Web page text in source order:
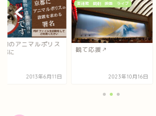
初のアニマルポリス
都に
2013年6月11日
美術館 観劇 映画 ライブ
観て応援↗
2023年10月16日